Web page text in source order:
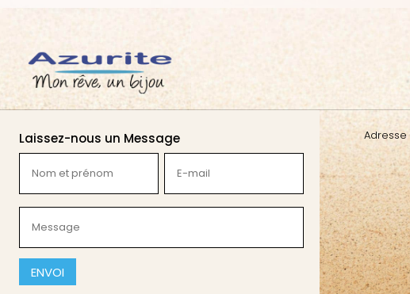
Laissez-nous un Message
et
prénom
mail
(Nécessaire)
(Nécessaire)
CAPTCHA
Adresse